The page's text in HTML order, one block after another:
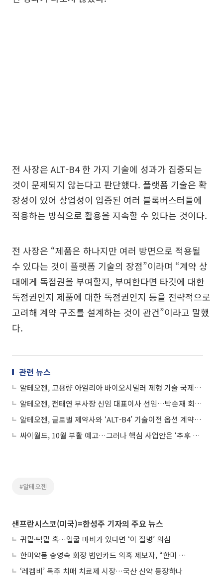
전 사장은 ALT-B4 한 가지 기술에 성과가 집중되는
것이 문제되지 않는다고 판단했다. 플랫폼 기술은 확
장성이 있어 상업성이 입증된 여러 블록버스터들에
적용하는 방식으로 활용을 지속할 수 있다는 것이다.
전 사장은 “제품은 하나지만 여러 방면으로 적용될
수 있다는 것이 플랫폼 기술의 장점”이라며 “계약 상
대에게 독점권을 부여할지, 부여한다면 타깃에 대한
독점권인지 제품에 대한 독점권인지 등을 전략적으로
고려해 계약 구조를 설계하는 것이 관건”이라고 말했
다.
관련 뉴스
알테오젠, 고용량 아일리아 바이오시밀러 제형 기술 국제특허 출원
알테오젠, 전태연 부사장 신임 대표이사 선임…박순재 회장 이사회 의장으로
알테오젠, 글로벌 제약사와 ‘ALT-B4’ 기술이전 옵션 계약 체결
싸이월드, 10월 부활 예고…그러나 핵심 사업안은 ‘추후 공개’
#알테오젠
샌프란시스코(미국)=한성주 기자의 주요 뉴스
귀밑·턱밑 혹…얼굴 마비가 있다면 ‘이 질병’ 의심
한미약품 송영숙 회장 법인카드 의혹 제보자, “한미 잘 되기 바라는 마음”
‘레켐비’ 독주 치매 치료제 시장…국산 신약 등장하나